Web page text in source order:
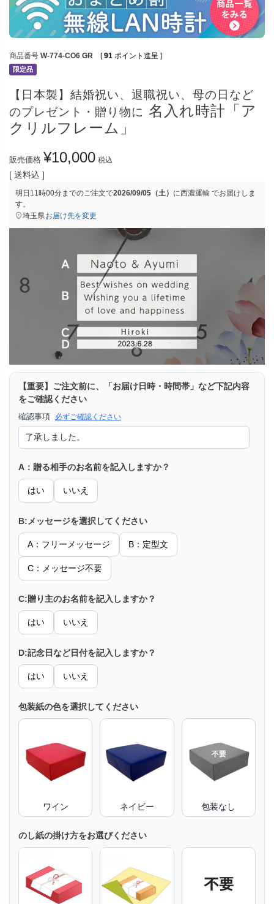
商品番号 W-774-CO6 GR [ 91 ポイント進呈 ]
限定品
【日本製】結婚祝い、退職祝い、母の日など
のプレゼント・贈り物に 名入れ時計「ア
クリルフレーム」
販売価格 ¥10,000 税込
送料込
明日 11時00分までのご注文で2026/09/05（土） に西濃運輸 でお届けしま
す。
埼玉県お届け先を変更
【重要】ご注文前に、「お届け日時・時間帯」など下記内容
をご確認ください
確認事項 必ずご確認ください
A：贈る相手のお名前を記入しますか？
はい いいえ
B:メッセージを選択してください
A：フリーメッセージ B：定型文
C：メッセージ不要
C:贈り主のお名前を記入しますか？
はい いいえ
D:記念日など日付を記入しますか？
はい いいえ
包装紙の色を選択してください
ワイン ネイビー 包装なし
のし紙の掛け方をお選びください